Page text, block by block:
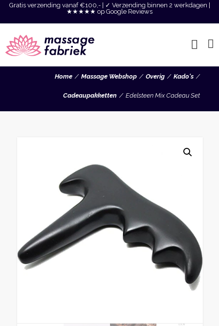
Gratis verzending vanaf €100,- | ✓ Verzending binnen 2 werkdagen |
★★★★★ op Google Reviews
Home Massage Webshop Overig Kado's
Cadeaupakketten Edelsteen Mix Cadeau Set